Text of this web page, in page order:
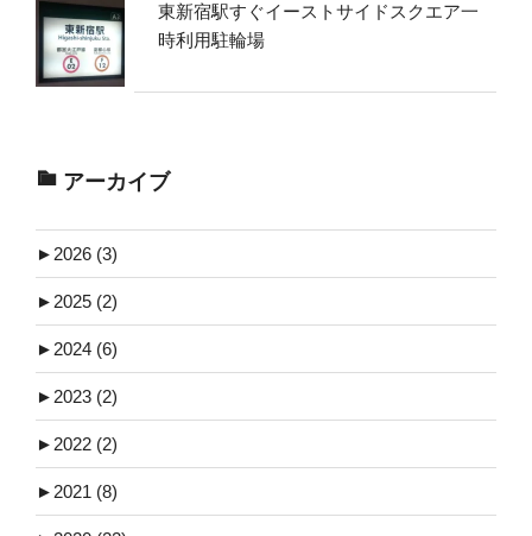
東新宿駅すぐイーストサイドスクエア一
時利用駐輪場
アーカイブ
► 2026 (3)
► 2025 (2)
► 2024 (6)
► 2023 (2)
► 2022 (2)
► 2021 (8)